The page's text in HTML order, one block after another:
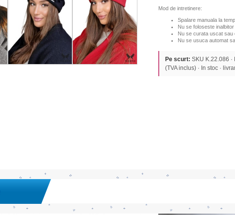
Mod de intretinere:
Spalare manuala la
Nu se foloseste inalbitor
Nu se curata uscat sau
Nu se usuca automat
Pe scurt: SKU K.22.086 ·
(TVA inclus) · In stoc ·